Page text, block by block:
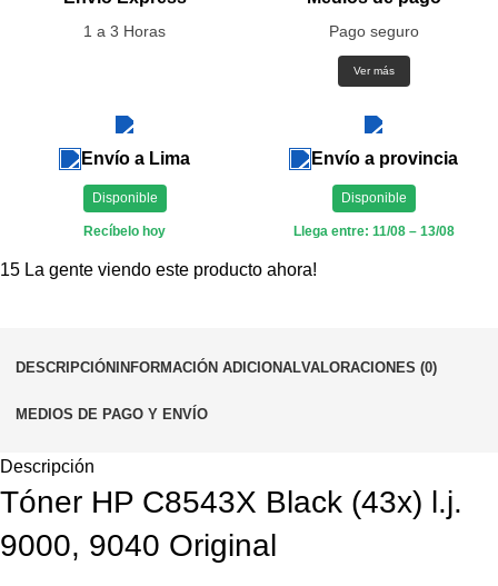
1 a 3 Horas Pago seguro
Ver más
Envío a Lima
Disponible
Recíbelo hoy
Envío a provincia
Disponible
Llega entre: 11/08 – 13/08
15 La gente viendo este producto ahora!
DESCRIPCIÓNINFORMACIÓN ADICIONALVALORACIONES (0)
MEDIOS DE PAGO Y ENVÍO
Descripción
Tóner HP C8543X Black (43x) l.j.
9000, 9040 Original